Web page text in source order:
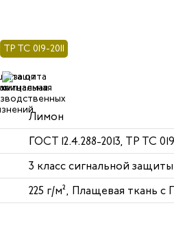
ТР ТС 019-2011
Лимон
ГОСТ 12.4.288-2013, ТР ТС
3 класс сигнальной защиты
225 г/м², Плащевая ткань